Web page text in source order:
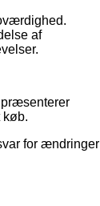
af
præsenterer
køb.
for ændringer